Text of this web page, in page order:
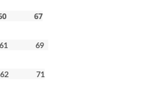
67
69
71